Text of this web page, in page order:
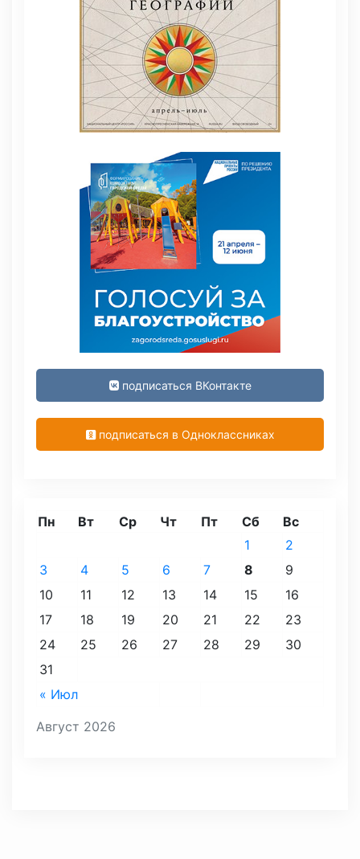
подписаться ВКонтакте
подписаться в Одноклассниках
Август 2026
Пн Вт Ср Чт Пт Сб Вс
« Июл
1
2
3
4 5 6 7 8
9
10
11 12 13 14 15
16
17
18 19 20 21 22
23
24
25 26 27 28 29
30
31